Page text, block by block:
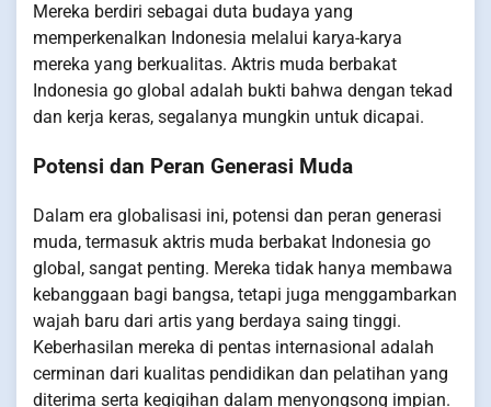
Mereka berdiri sebagai duta budaya yang
memperkenalkan Indonesia melalui karya-karya
mereka yang berkualitas. Aktris muda berbakat
Indonesia go global adalah bukti bahwa dengan tekad
dan kerja keras, segalanya mungkin untuk dicapai.
Potensi dan Peran Generasi Muda
Dalam era globalisasi ini, potensi dan peran generasi
muda, termasuk aktris muda berbakat Indonesia go
global, sangat penting. Mereka tidak hanya membawa
kebanggaan bagi bangsa, tetapi juga menggambarkan
wajah baru dari artis yang berdaya saing tinggi.
Keberhasilan mereka di pentas internasional adalah
cerminan dari kualitas pendidikan dan pelatihan yang
diterima serta kegigihan dalam menyongsong impian.